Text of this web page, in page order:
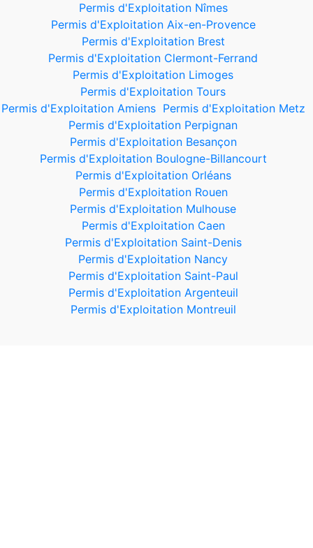
Permis d'Exploitation Nîmes
Permis d'Exploitation Aix-en-Provence
Permis d'Exploitation Brest
Permis d'Exploitation Clermont-Ferrand
Permis d'Exploitation Limoges
Permis d'Exploitation Tours
Permis d'Exploitation Amiens Permis d'Exploitation Metz
Permis d'Exploitation Perpignan
Permis d'Exploitation Besançon
Permis d'Exploitation Boulogne-Billancourt
Permis d'Exploitation Orléans
Permis d'Exploitation Rouen
Permis d'Exploitation Mulhouse
Permis d'Exploitation Caen
Permis d'Exploitation Saint-Denis
Permis d'Exploitation Nancy
Permis d'Exploitation Saint-Paul
Permis d'Exploitation Argenteuil
Permis d'Exploitation Montreuil